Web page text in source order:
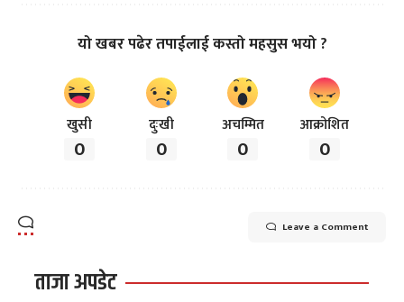
यो खबर पढेर तपाईलाई कस्तो महसुस भयो ?
खुसी
0
दुःखी
0
अचम्मित
0
आक्रोशित
0
Leave a Comment
ताजा अपडेट